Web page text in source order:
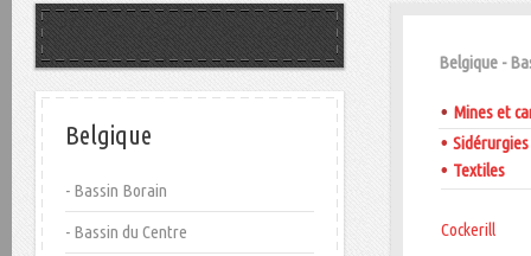
Belgique
- Bassin Borain
- Bassin du Centre
Belgique -
• Mines et
• Sidérurgies
• Textiles
Cockerill